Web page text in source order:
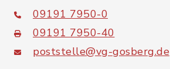
09191 7950-0
09191 7950-40
poststelle@vg-gosberg.de